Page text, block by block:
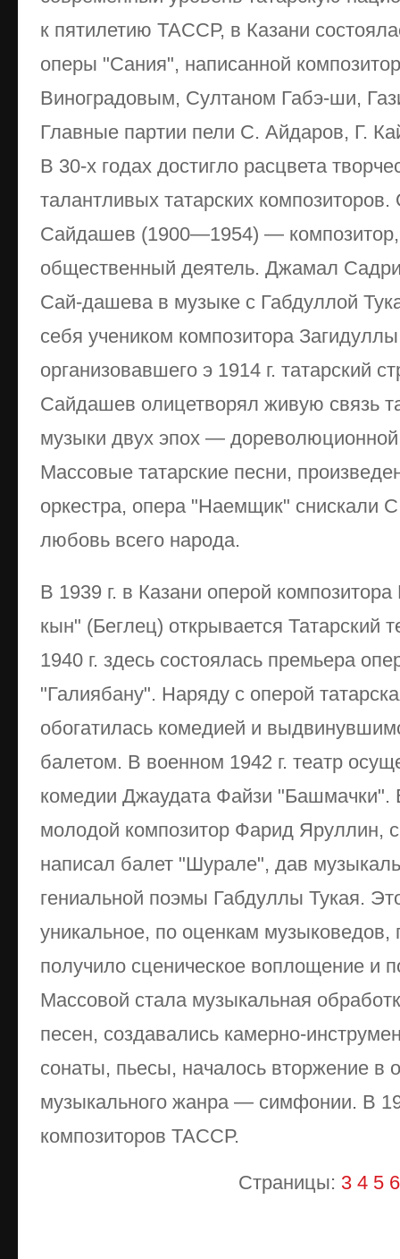
к пятилетию ТАССР, в Казани
оперы "Сания", написанной
Виноградовым, Султаном Габэ-ши,
Главные партии пели С. Айдаров, Г.
В 30-х годах достигло расцвета
талантливых татарских
Сайдашев (1900—1954) — композитор,
общественный деятель. Джамал
Сай-дашева в музыке с Габдуллой
себя учеником композитора
организовавшего э 1914 г. татарский
Сайдашев олицетворял живую связь
музыки двух эпох —
Массовые татарские песни,
оркестра, опера "Наемщик" снискали
любовь всего народа.
В 1939 г. в Казани оперой
кын" (Беглец) открывается Татарский
1940 г. здесь состоялась премьера
"Галиябану". Наряду с оперой
обогатилась комедией и
балетом. В военном 1942 г. театр
комедии Джаудата Файзи "Башмачки".
молодой композитор Фарид Яруллин,
написал балет "Шурале", дав
гениальной поэмы Габдуллы Тукая.
уникальное, по оценкам музыковедов,
получило сценическое воплощение и
Массовой стала музыкальная
песен, создавались камерно-
сонаты, пьесы, началось вторжение в
музыкального жанра — симфонии. В
композиторов ТАССР.
Страницы: 3 4 5 6